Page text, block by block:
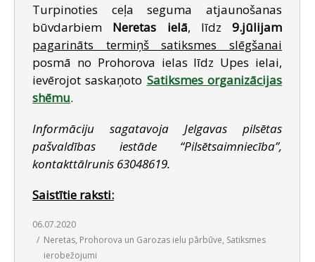
Turpinoties ceļa seguma atjaunošanas
būvdarbiem Neretas ielā, līdz 9.jūlijam
pagarināts termiņš satiksmes slēgšanai
posmā no Prohorova ielas līdz Upes ielai,
ievērojot saskaņoto Satiksmes organizācijas
shēmu.
Informāciju sagatavoja Jelgavas pilsētas
pašvaldības iestāde “Pilsētsaimniecība”,
kontakttālrunis 63048619.
Saistītie raksti:
06.07.2020
Neretas, Prohorova un Garozas ielu pārbūve, Satiksmes
ierobežojumi